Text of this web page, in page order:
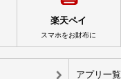
楽天ペイ
スマホをお財布に
アプリ一覧